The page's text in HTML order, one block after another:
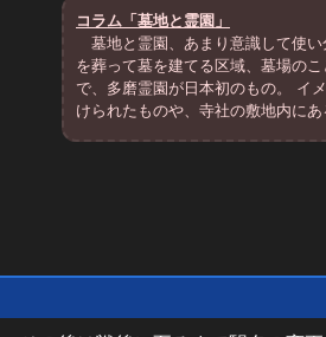
コラム「墓地と霊園」
墓地と霊園、あまり意識して使
を葬って墓を建てる区域、墓場の
で、多磨霊園が日本初のもの。 イ
けられたものや、寺社の敷地内にあ